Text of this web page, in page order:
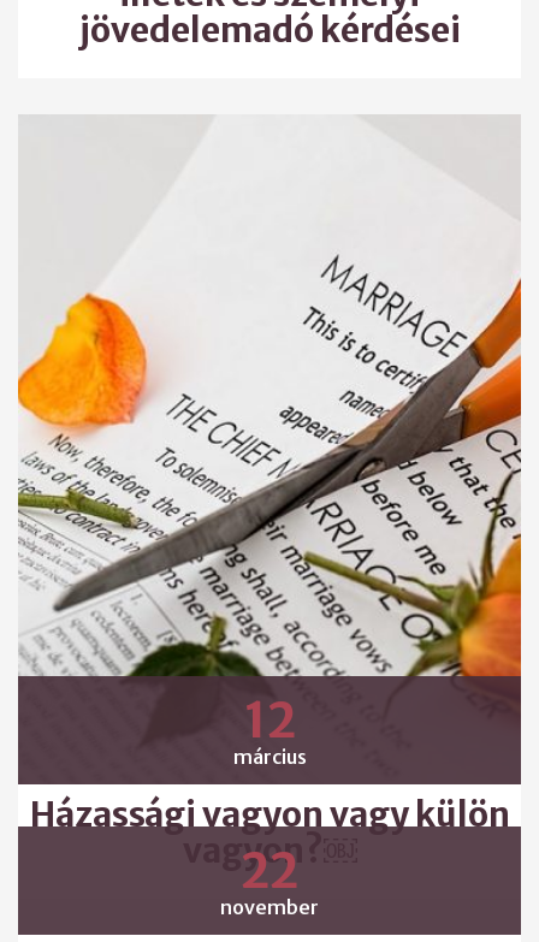
jövedelemadó kérdései
12
március
Házassági vagyon vagy külön
vagyon?￼
22
november